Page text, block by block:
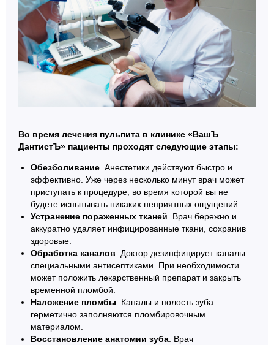
Во время лечения пульпита в клинике «ВашЪ
ДантистЪ» пациенты проходят следующие этапы:
Обезболивание. Анестетики действуют быстро и
эффективно. Уже через несколько минут врач может
приступать к процедуре, во время которой вы не
будете испытывать никаких неприятных ощущений.
Устранение пораженных тканей. Врач бережно и
аккуратно удаляет инфицированные ткани, сохранив
здоровые.
Обработка каналов. Доктор дезинфицирует каналы
специальными антисептиками. При необходимости
может положить лекарственный препарат и закрыть
временной пломбой.
Наложение пломбы. Каналы и полость зуба
герметично заполняются пломбировочным
материалом.
Восстановление анатомии зуба. Врач